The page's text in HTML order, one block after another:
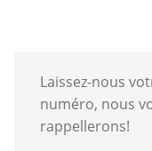
Laissez-nous
numéro, nous
rappellerons!